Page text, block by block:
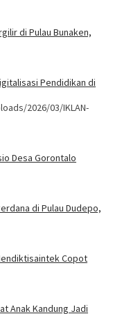
di Pulau Bunaken,
Pendidikan di
2026/03/IKLAN-
Desa Gorontalo
di Pulau Dudepo,
Copot
Anak Kandung Jadi